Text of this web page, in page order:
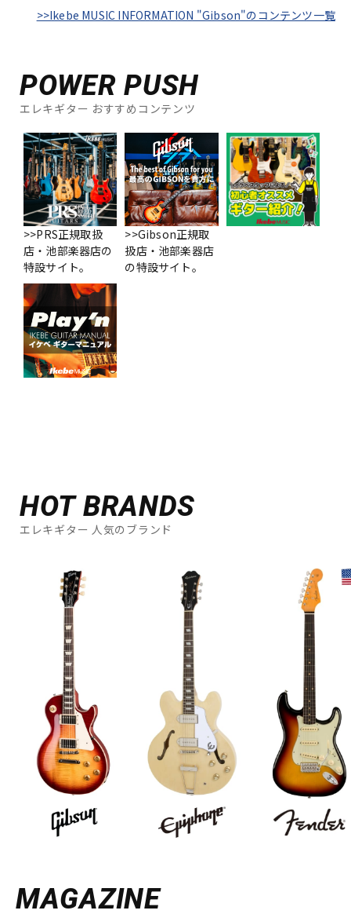
>>Ikebe MUSIC INFORMATION "Gibson"のコンテンツ一覧
POWER PUSH
エレキギター おすすめコンテンツ
>>PRS正規取扱
店・池部楽器店の
特設サイト。
>>Gibson正規取
扱店・池部楽器店
の特設サイト。
HOT BRANDS
エレキギター 人気のブランド
MAGAZINE